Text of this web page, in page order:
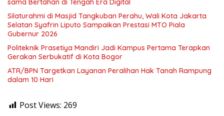
sama Bertahan di Tengah Era Digital
Silaturahmi di Masjid Tangkuban Perahu, Wali Kota Jakarta
Selatan Syafrin Liputo Sampaikan Prestasi MTO Piala
Gubernur 2026
Politeknik Prasetiya Mandiri Jadi Kampus Pertama Terapkan
Gerakan Serbukatif di Kota Bogor
ATR/BPN Targetkan Layanan Peralihan Hak Tanah Rampung
dalam 10 Hari
Post Views: 269